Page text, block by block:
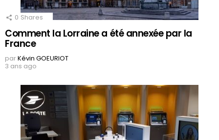
0 Shares
Comment la Lorraine a été annexée par la
France
parKévin GOEURIOT
3 ans ago